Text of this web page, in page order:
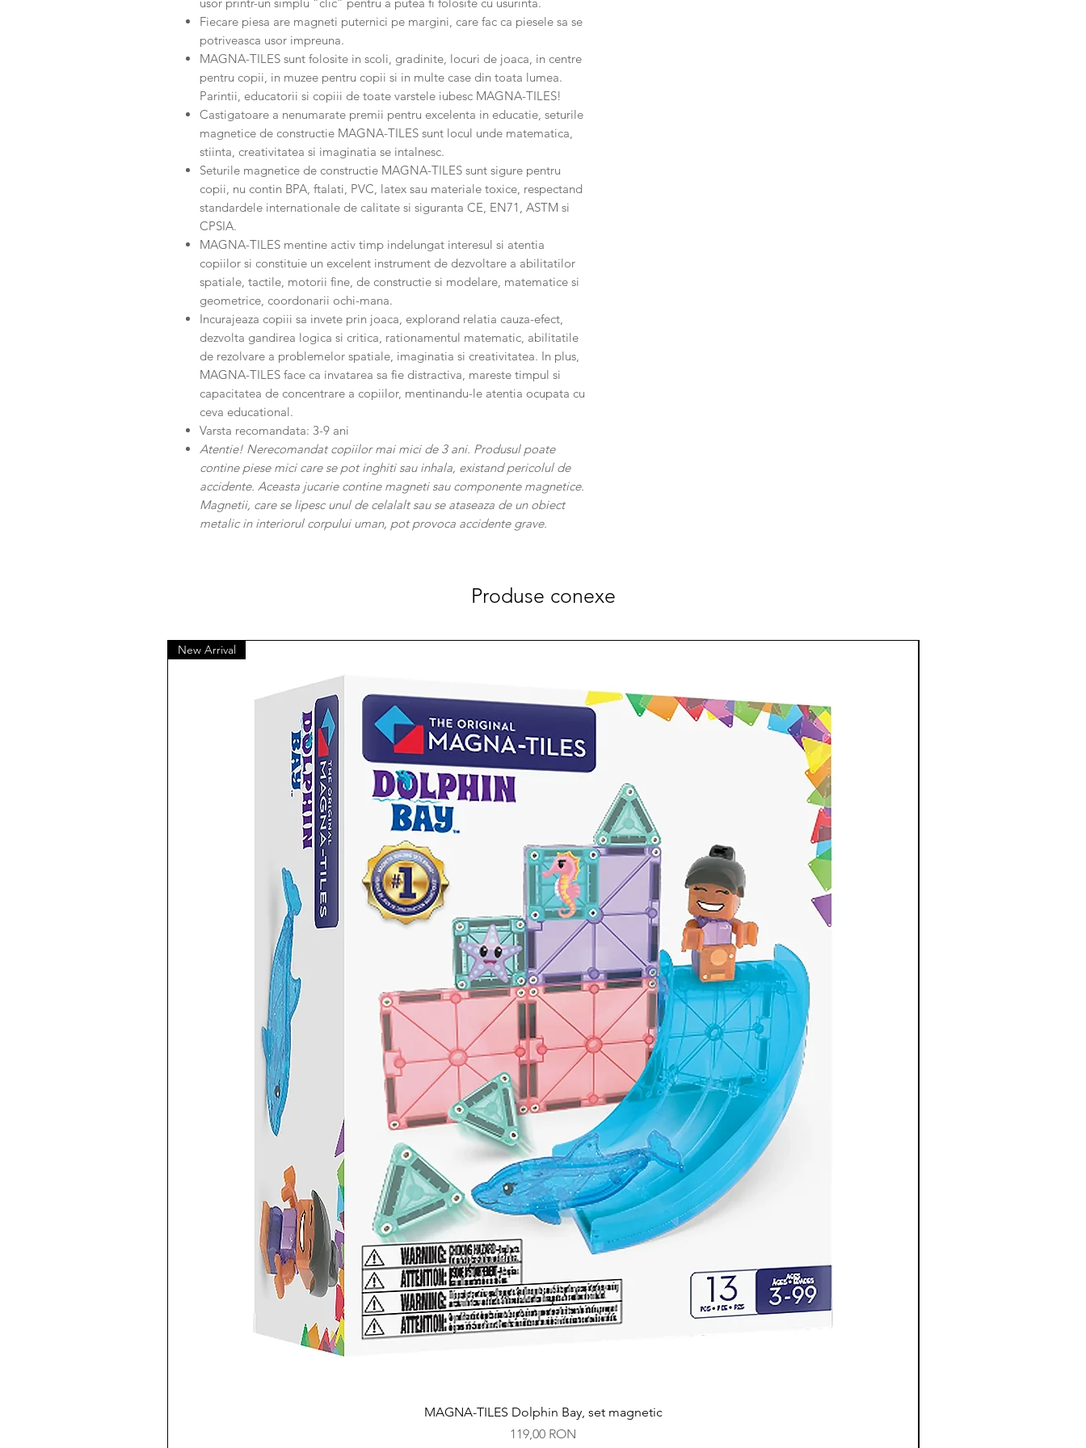
Fiecare piesa are magneti puternici pe margini, care fac ca piesele sa se
potriveasca usor impreuna.
MAGNA-TILES sunt folosite in scoli, gradinite, locuri de joaca, in centre
pentru copii, in muzee pentru copii si in multe case din toata lumea.
Parintii, educatorii si copiii de toate varstele iubesc MAGNA-TILES!
Castigatoare a nenumarate premii pentru excelenta in educatie, seturile
magnetice de constructie MAGNA-TILES sunt locul unde matematica,
stiinta, creativitatea si imaginatia se intalnesc.
Seturile magnetice de constructie MAGNA-TILES sunt sigure pentru
copii, nu contin BPA, ftalati, PVC, latex sau materiale toxice, respectand
standardele internationale de calitate si siguranta CE, EN71, ASTM si
CPSIA.
MAGNA-TILES mentine activ timp indelungat interesul si atentia
copiilor si constituie un excelent instrument de dezvoltare a abilitatilor
spatiale, tactile, motorii fine, de constructie si modelare, matematice si
geometrice, coordonarii ochi-mana.
Incurajeaza copiii sa invete prin joaca, explorand relatia cauza-efect,
dezvolta gandirea logica si critica, rationamentul matematic, abilitatile
de rezolvare a problemelor spatiale, imaginatia si creativitatea. In plus,
MAGNA-TILES face ca invatarea sa fie distractiva, mareste timpul si
capacitatea de concentrare a copiilor, mentinandu-le atentia ocupata cu
ceva educational.
Varsta recomandata: 3-9 ani
Atentie! Nerecomandat copiilor mai mici de 3 ani. Produsul poate
contine piese mici care se pot inghiti sau inhala, existand pericolul de
accidente. Aceasta jucarie contine magneti sau componente magnetice.
Magnetii, care se lipesc unul de celalalt sau se ataseaza de un obiect
metalic in interiorul corpului uman, pot provoca accidente grave.
Produse conexe
Afișare rapidă
New Arrival
MAGNA-TILES Dolphin Bay, set magnetic
Preț
119,00 RON